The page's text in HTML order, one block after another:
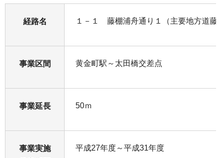
経路名 １－１ 藤棚浦舟通り１（主要地方道藤
事業区間 黄金町駅～太田橋交差点
事業延長 50ｍ
事業実施
平成27年度～平成31年度